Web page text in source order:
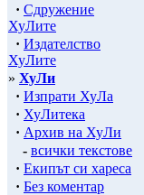
· Сдружение
ХуЛите
· Издателство
ХуЛите
» ХуЛи
· Изпрати ХуЛа
· ХуЛитека
· Архив на ХуЛи
- всички текстове
· Екипът си хареса
· Без коментар